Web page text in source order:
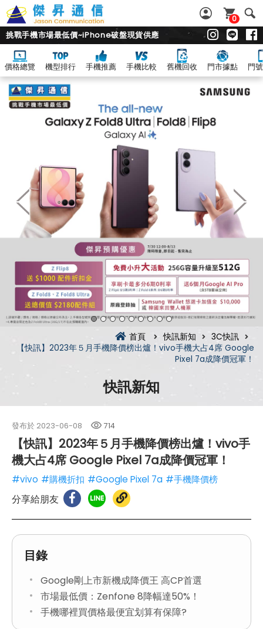
0
挑戰手機市場最低價~iPhone破盤現貨供應
價格總覽 機型排行 手機推薦 手機比較 舊機回收 門市據點 門
首頁 快訊新知
3C快訊
【快訊】2023年５月手機降價榜出爐！vivo手機大占4席 Google
Pixel 7a成降價冠軍！
快訊新知
發布於 2023-06-08 714
【快訊】2023年５月手機降價榜出爐！vivo手
機大占4席 Google Pixel 7a成降價冠軍！
#vivo #購機折扣 #Google Pixel 7a #手機降價榜
分享給朋友
目錄
Google剛上市新機成降價王 高CP首選
市場最低價：Zenfone 8降幅達50%！
手機哪裡買價格最便宜划算有保障?